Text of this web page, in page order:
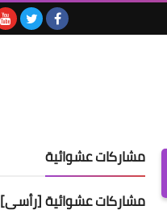
مشاركات عشوائية
مشاركات عشوائية [رأسي]